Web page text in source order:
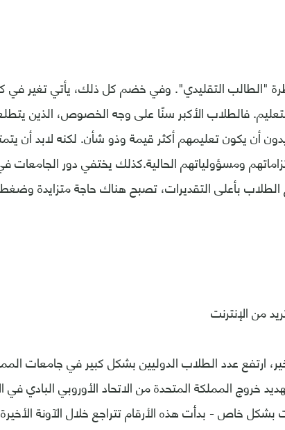
"الطالب التقليدي". وفي خضم كل ذلك، يأتي تغير في
فالطلاب الأكبر سنًا على وجه الخصوص، الذين
أن يكون تعليمهم أكثر قيمة وذو شأن. لكنه لابد أن
ومسؤولياتهم الحالية.كذلك يختفي دور
بأعلى التقديرات، تصبح هناك حاجة متزايدة
من الإنترنت
ارتفع عدد الطلاب الدوليين بشكل كبير في جامعات
خروج المملكة المتحدة من الاتحاد الأوروبي البادي
بشكل خاص - بدأت هذه الأرقام تتراجع خلال الآونة